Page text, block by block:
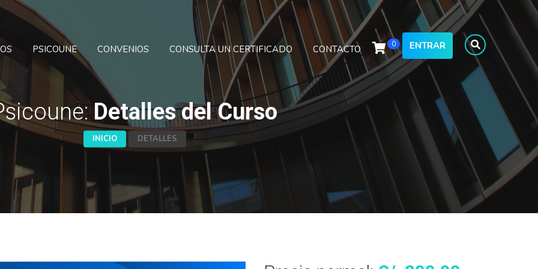
ENTRAR
PSICOUNE CONVENIOS CONSULTA UN CERTIFICADO CONTACTO 0
Detalles del Curso
INICIO DETALLES